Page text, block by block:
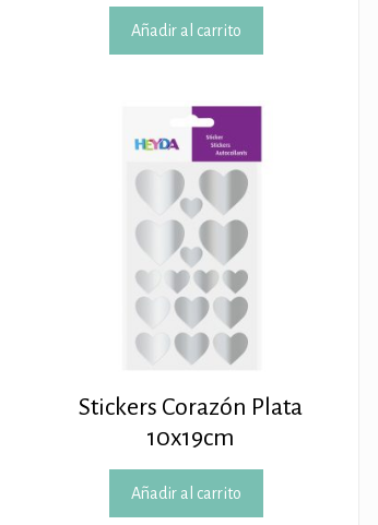
Añadir al carrito
Stickers Corazón Plata
10x19cm
Añadir al carrito